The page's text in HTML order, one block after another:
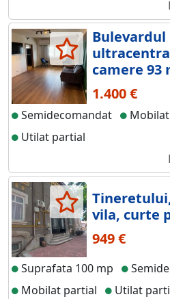
camere 93
1.400 €
Semidecomandat
Utilat partial
vila, curte
949 €
Suprafata 100 mp
Mobilat partial
Utilat